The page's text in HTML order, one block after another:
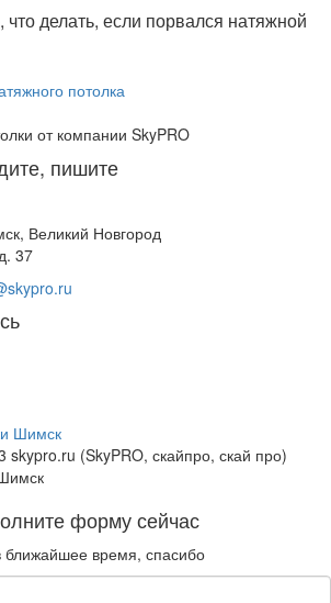
что делать, если порвался натяжной
от компании SkyPRO
пишите
Великий Новгород
37
(SkyPRO, скайпро, скай про)
форму сейчас
время, спасибо